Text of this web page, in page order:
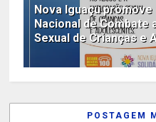
Nova Iguaçu promove
Nacional de Combate
Sexual de Crianças e
POSTAGEM